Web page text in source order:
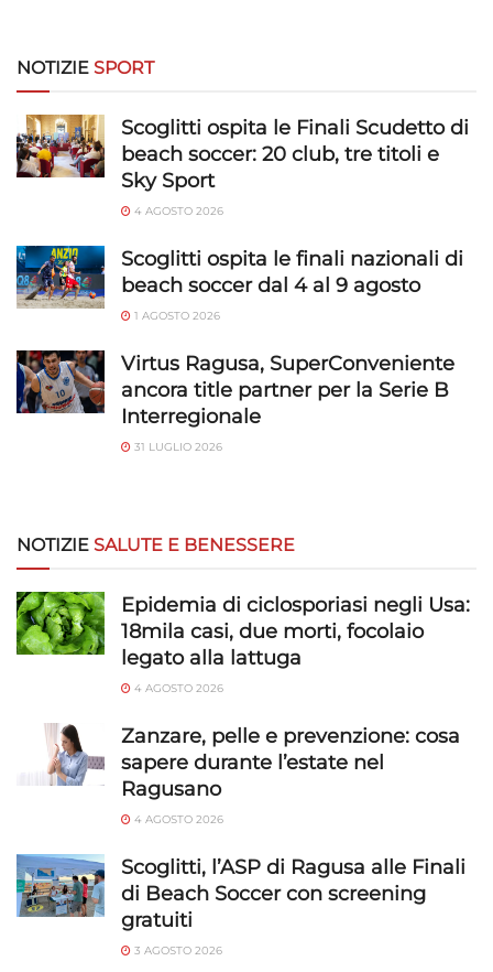
NOTIZIE SPORT
Scoglitti ospita le Finali Scudetto di
beach soccer: 20 club, tre titoli e
Sky Sport
4 AGOSTO 2026
Scoglitti ospita le finali nazionali di
beach soccer dal 4 al 9 agosto
1 AGOSTO 2026
Virtus Ragusa, SuperConveniente
ancora title partner per la Serie B
Interregionale
31 LUGLIO 2026
NOTIZIE SALUTE E BENESSERE
Epidemia di ciclosporiasi negli Usa:
18mila casi, due morti, focolaio
legato alla lattuga
4 AGOSTO 2026
Zanzare, pelle e prevenzione: cosa
sapere durante l’estate nel
Ragusano
4 AGOSTO 2026
Scoglitti, l’ASP di Ragusa alle Finali
di Beach Soccer con screening
gratuiti
3 AGOSTO 2026